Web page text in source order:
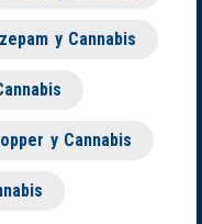
y Cannabis
y Cannabis